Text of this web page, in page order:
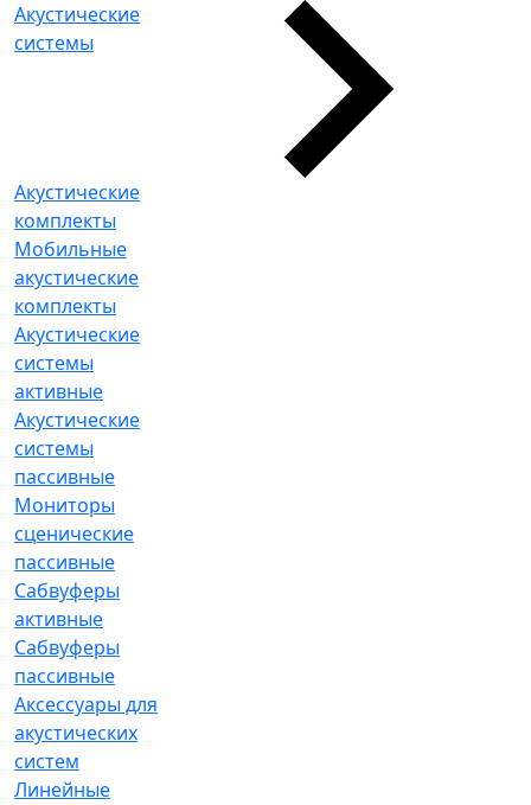
Акустические
системы
Акустические
комплекты
Мобильные
акустические
комплекты
Акустические
системы
активные
Акустические
системы
пассивные
Мониторы
сценические
пассивные
Сабвуферы
активные
Сабвуферы
пассивные
Аксессуары для
акустических
систем
Линейные